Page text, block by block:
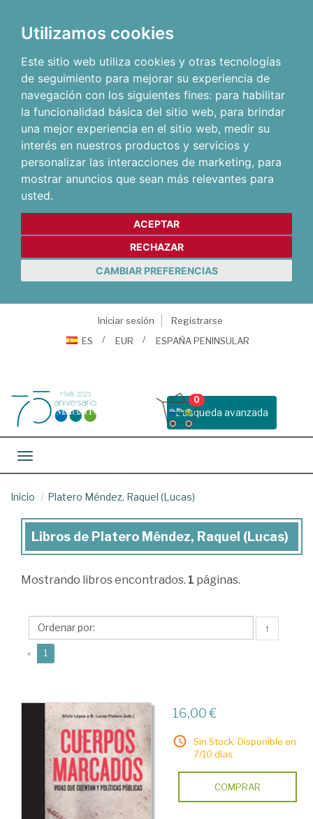
Utilizamos cookies
Este sitio web utiliza cookies y otras tecnologías
de seguimiento para mejorar su experiencia de
navegación con los siguientes fines: para habilitar
la funcionalidad básica del sitio web, para brindar
una mejor experiencia en el sitio web, medir su
interés en nuestros productos y servicios y
personalizar las interacciones de marketing, para
mostrar anuncios que sean más relevantes para
usted.
ACEPTAR
RECHAZAR
CAMBIAR PREFERENCIAS
Iniciar sesión
Registrarse
ES
EUR ESPAÑA PENINSULAR
Busqueda avanzada
0
Toggle navigation
Inicio Platero Méndez, Raquel (Lucas)
Libros
Platero
Raquel
(Lucas)
Libros de Platero Méndez, Raquel (Lucas)
Mostrando libros encontrados. 1 páginas.
↑
« 1
16,00 €
Sin Stock. Disponible en
7/10 días.
COMPRAR